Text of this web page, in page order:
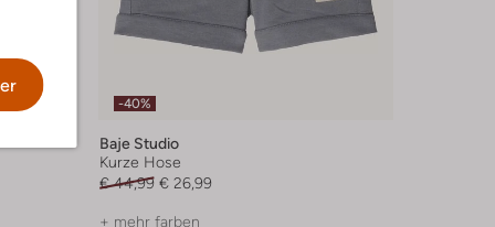
-40%
Baje Studio
Kurze Hose
€ 44,99 € 26,99
+ mehr farben